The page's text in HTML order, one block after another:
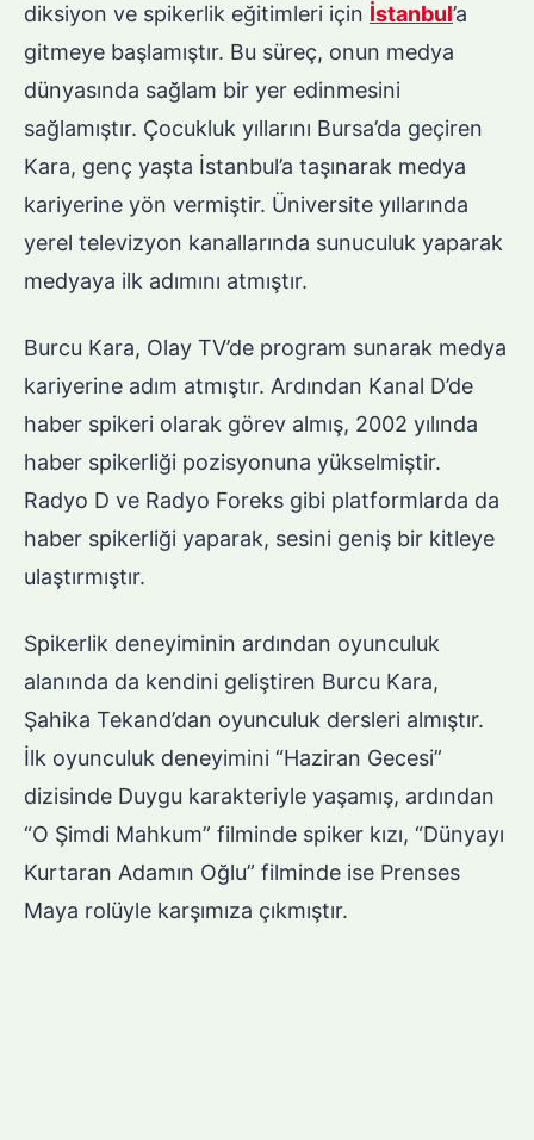
diksiyon ve spikerlik eğitimleri için İstanbul’a
gitmeye başlamıştır. Bu süreç, onun medya
dünyasında sağlam bir yer edinmesini
sağlamıştır. Çocukluk yıllarını Bursa’da geçiren
Kara, genç yaşta İstanbul’a taşınarak medya
kariyerine yön vermiştir. Üniversite yıllarında
yerel televizyon kanallarında sunuculuk yaparak
medyaya ilk adımını atmıştır.
Burcu Kara, Olay TV’de program sunarak medya
kariyerine adım atmıştır. Ardından Kanal D’de
haber spikeri olarak görev almış, 2002 yılında
haber spikerliği pozisyonuna yükselmiştir.
Radyo D ve Radyo Foreks gibi platformlarda da
haber spikerliği yaparak, sesini geniş bir kitleye
ulaştırmıştır.
Spikerlik deneyiminin ardından oyunculuk
alanında da kendini geliştiren Burcu Kara,
Şahika Tekand’dan oyunculuk dersleri almıştır.
İlk oyunculuk deneyimini “Haziran Gecesi”
dizisinde Duygu karakteriyle yaşamış, ardından
“O Şimdi Mahkum” filminde spiker kızı, “Dünyayı
Kurtaran Adamın Oğlu” filminde ise Prenses
Maya rolüyle karşımıza çıkmıştır.